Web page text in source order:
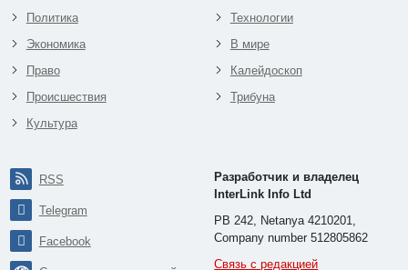
Политика
Экономика
Право
Происшествия
Культура
Технологии
В мире
Калейдоскоп
Трибуна
RSS
Telegram
Facebook
Разработчик и владелец
InterLink Info Ltd
PB 242, Netanya 4210201,
Company number 512805862
Связь с редакцией